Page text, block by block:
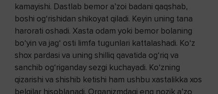
kamayishi. Dastlab bemor a’zoi badani qaqshab,
boshi og‘rishidan shikoyat qiladi. Keyin uning tana
harorati oshadi. Xasta odam yoki bemor bolaning
bo‘yin va jag‘ osti limfa tugunlari kattalashadi. Ko‘z
shox pardasi va uning shilliq qavatida og‘riq va
sanchib og‘riganday sezgi kuchayadi. Ko‘zning
qizarishi va shishib ketishi ham ushbu xastalikka xos
belgilar hisoblanadi. Organizmdagi eng nozik a’zo